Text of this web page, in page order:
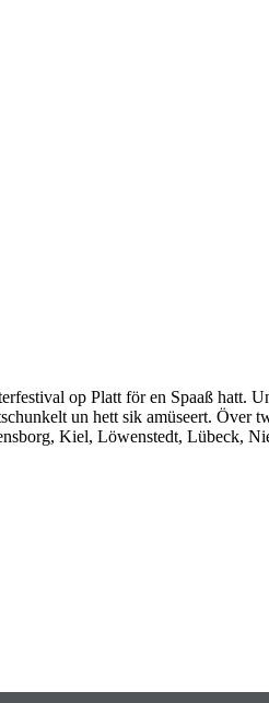
op Platt för en Spaaß hatt.
un hett sik amüseert. Över
Kiel, Löwenstedt, Lübeck,